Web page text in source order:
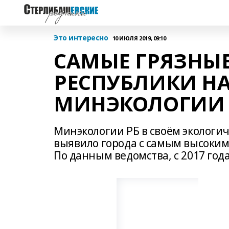
Это интересно 10 ИЮЛЯ 2019, 09:10
САМЫЕ
РЕСПУБЛИКИ
МИНЭКОЛОГИИ
Минэкологии РБ в своём
выявило города с самым
По данным ведомства, с 2017